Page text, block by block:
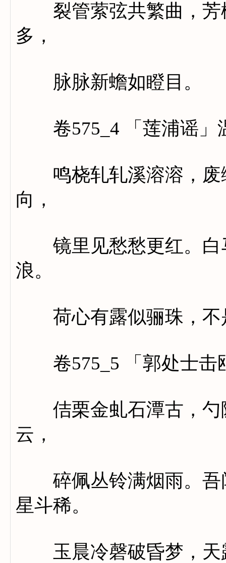
裂管萦弦共繁曲，芳
多，
脉脉新蟾如瞪目。
卷575_4 「莲浦谣」
鸣桡轧轧溪溶溶，废
向，
镜里见愁愁更红。白
浪。
荷心有露似骊珠，不
卷575_5 「郭处士击
佶栗金虬石潭古，勺
云，
碎佩丛铃满烟雨。吾
星斗稀。
玉晨冷磬破昏梦，天